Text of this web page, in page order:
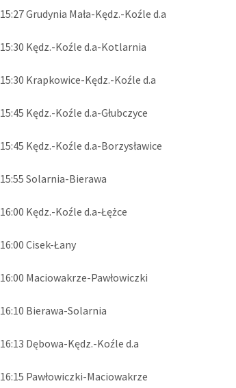
15:27 Grudynia Mała-Kędz.-Koźle d.a
15:30 Kędz.-Koźle d.a-Kotlarnia
15:30 Krapkowice-Kędz.-Koźle d.a
15:45 Kędz.-Koźle d.a-Głubczyce
15:45 Kędz.-Koźle d.a-Borzysławice
15:55 Solarnia-Bierawa
16:00 Kędz.-Koźle d.a-Łężce
16:00 Cisek-Łany
16:00 Maciowakrze-Pawłowiczki
16:10 Bierawa-Solarnia
16:13 Dębowa-Kędz.-Koźle d.a
16:15 Pawłowiczki-Maciowakrze